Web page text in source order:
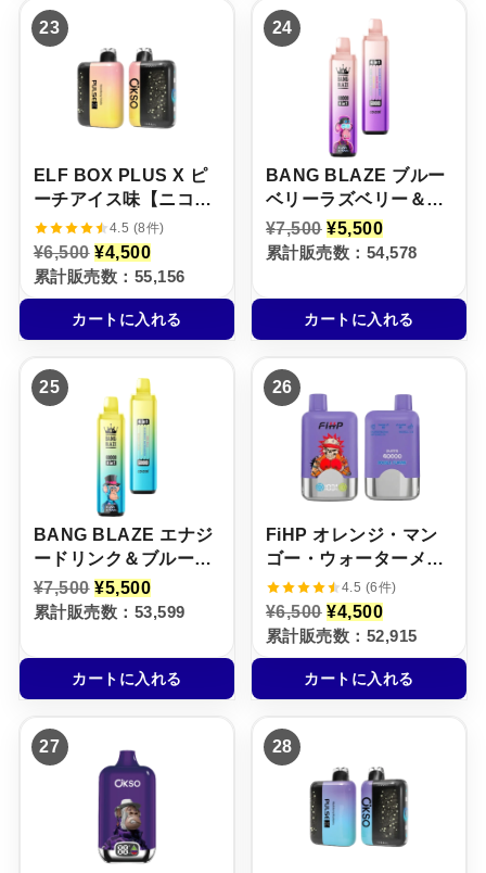
0
0
で
し
。
5
0
0
で
す
。
0
0
で
し
た
。
,
0
0
で
。
23
ELF BOX PLUS X ピ
ーチアイス味【ニコパ
フ】5%
4.5 (8件)
¥6,500 元
の
価
格
は
¥
0
0
で
し
た
。
¥4,500現
在
の
価
格
は
,
0
0
で
。
累計販売数：55,156
カートに入れる
24
BANG BLAZE ブルー
ベリーラズベリー＆グ
レープアイス＆ミック
スフルーツアイス＆ア
【ニコパフ】5%
¥7,500 元
の
価
は
¥
0
で
し
た
。
¥5,500現
在
の
格
は
¥
で
す
。
累計販売数：54,578
カートに入れる
25
BANG BLAZE エナジ
ードリンク＆ブルーベ
リースイカ＆サワーア
ップルラズベリー＆ハ
5%
¥7,500 元
の
価
は
¥
で
し
た
¥5,500現
在
の
格
は
¥
0
累計販売数：53,599
カートに入れる
26
FiHP オレンジ・マン
ゴー・ウォーターメロ
ン × レッドブル・アイ
ス【ニコパフ】5%
4.5 (6件)
¥6,500 元
の
価
格
は
¥
0
0
で
し
¥4,500現
在
の
価
格
は
5
0
0
で
す
累計販売数：52,915
カートに入れる
27 28